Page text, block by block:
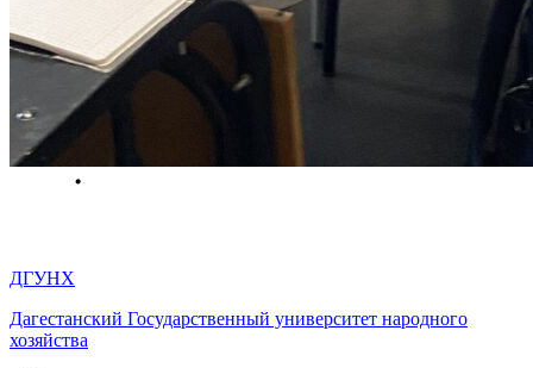
ДГУНХ
Дагестанский Государственный университет народного
хозяйства